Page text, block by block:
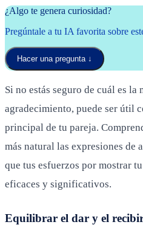
¿Algo te genera curiosidad?
Pregúntale a tu IA favorita sobre
Hacer una pregunta ↓
Si no estás seguro de cuál es la
agradecimiento, puede ser útil
principal de tu pareja.
más natural las expresiones de
que tus esfuerzos por mostrar
eficaces y significativos.
Equilibrar el dar y el